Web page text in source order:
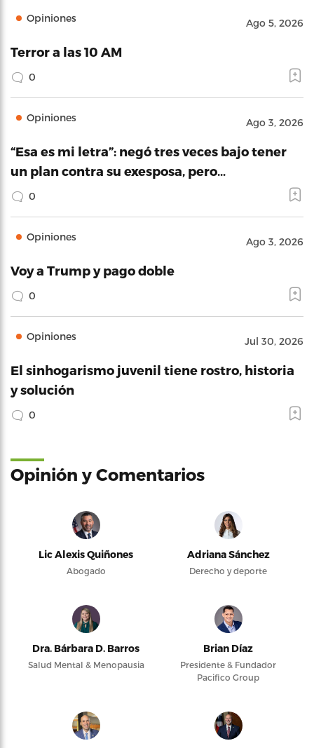
Opiniones Ago 5, 2026
Terror a las 10 AM
0
Opiniones Ago 3, 2026
“Esa es mi letra”: negó tres veces bajo tener
un plan contra su exesposa, pero…
0
Opiniones Ago 3, 2026
Voy a Trump y pago doble
0
Opiniones Jul 30, 2026
El sinhogarismo juvenil tiene rostro, historia
y solución
0
Opinión y Comentarios
Lic Alexis Quiñones
Abogado
Adriana Sánchez
Derecho y deporte
Dra. Bárbara D. Barros
Salud Mental & Menopausia
Brian Díaz
Presidente & Fundador
Pacifico Group